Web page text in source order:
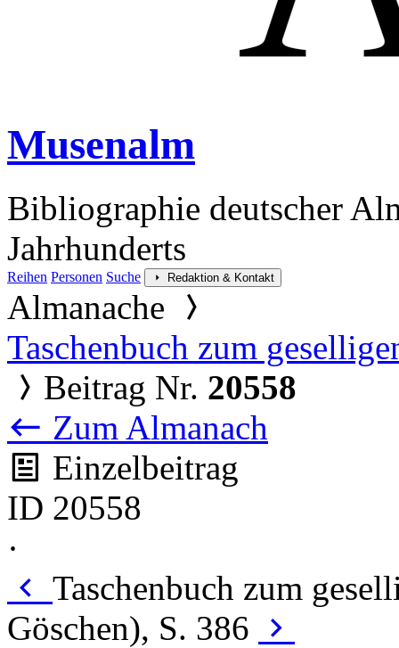
Musenalm
Bibliographie deutscher
Jahrhunderts
Reihen Personen Suche Redaktion & Kontakt
Almanache
Taschenbuch zum
Beitrag Nr. 20558
Zum Almanach
Einzelbeitrag
ID 20558
·
Taschenbuch zum
Göschen), S. 386